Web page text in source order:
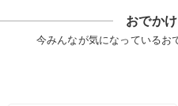
おでか
今みんなが気になっているお